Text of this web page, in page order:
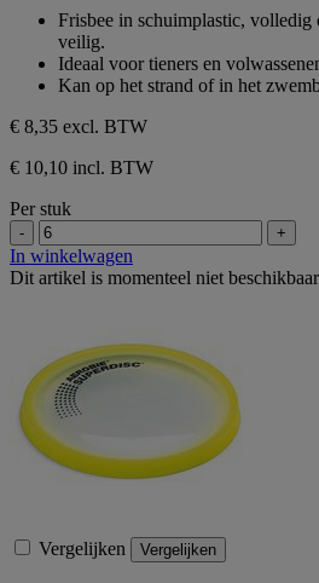
sterren.
Frisbee in schuimplastic,
veilig.
Ideaal voor tieners en
Kan op het strand of in het
€ 8,35 excl. BTW
€ 10,10 incl. BTW
Per stuk
- +
In winkelwagen
Dit artikel is momenteel niet beschikbaar
Vergelijken Vergelijken